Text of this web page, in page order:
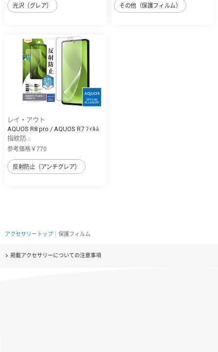
光沢（グレア） その他（保護フィルム）
レイ・アウト
AQUOS R8 pro / AQUOS R7 ﾌｨﾙﾑ
指紋防...
参考価格￥770
反射防止（アンチグレア）
アクセサリートップ ｜保護フィルム
掲載アクセサリーについての注意事項